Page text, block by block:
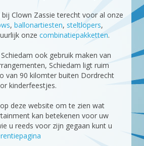
bij Clown Zassie terecht voor al onze
, ballonartiesten, steltlopers,
onze combinatiepakketten.
ook gebruik maken van
Schiedam ligt ruim
van 90 kilomter buiten Dordrecht
kinderfeestjes.
deze website om te zien wat
kan betekenen voor uw
u reeds voor zijn gegaan kunt u